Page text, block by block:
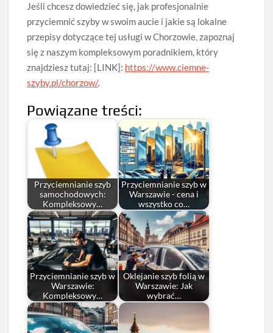
Jeśli chcesz dowiedzieć się, jak profesjonalnie
przyciemnić szyby w swoim aucie i jakie są lokalne
przepisy dotyczące tej usługi w Chorzowie, zapoznaj
się z naszym kompleksowym poradnikiem, który
znajdziesz tutaj: [LINK]: https://www.ciemne-
szyby.pl/chorzow/.
Powiązane treści:
Przyciemnianie szyb
samochodowych:
Kompleksowy…
Przyciemnianie szyb w
Warszawie - cena i
wszystko co…
Przyciemnianie szyb w
Warszawie:
Kompleksowy…
Oklejanie szyb folią w
Warszawie: Jak
wybrać…